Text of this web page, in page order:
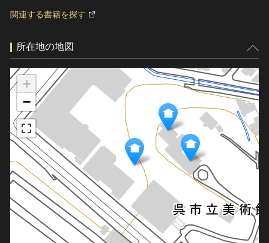
関連する書籍を探す
所在地の地図
+
−